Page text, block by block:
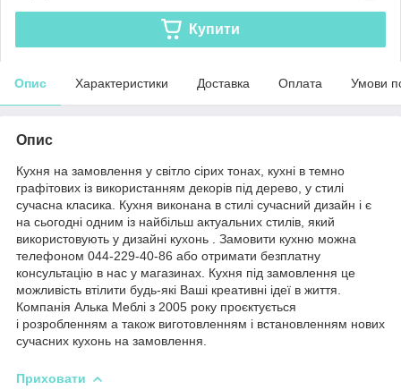
Купити
Опис Характеристики Доставка Оплата Умови
Опис
Кухня на замовлення у світло сірих тонах, кухні в темно
графітових із використанням декорів під дерево, у стилі
сучасна класика. Кухня виконана в стилі сучасний дизайн і є
на сьогодні одним із найбільш актуальних стилів, який
використовують у дизайні кухонь . Замовити кухню можна
телефоном 044-229-40-86 або отримати безплатну
консультацію в нас у магазинах. Кухня під замовлення це
можливість втілити будь-які Ваші креативні ідеї в життя.
Компанія Алька Меблі з 2005 року проєктується
і розробленням а також виготовленням і встановленням нових
сучасних кухонь на замовлення.
Приховати